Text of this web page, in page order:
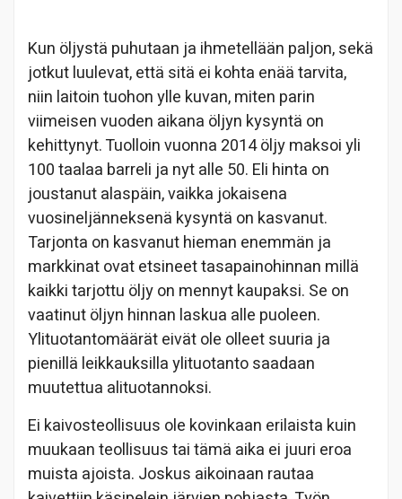
Kun öljystä puhutaan ja ihmetellään paljon, sekä
jotkut luulevat, että sitä ei kohta enää tarvita,
niin laitoin tuohon ylle kuvan, miten parin
viimeisen vuoden aikana öljyn kysyntä on
kehittynyt. Tuolloin vuonna 2014 öljy maksoi yli
100 taalaa barreli ja nyt alle 50. Eli hinta on
joustanut alaspäin, vaikka jokaisena
vuosineljänneksenä kysyntä on kasvanut.
Tarjonta on kasvanut hieman enemmän ja
markkinat ovat etsineet tasapainohinnan millä
kaikki tarjottu öljy on mennyt kaupaksi. Se on
vaatinut öljyn hinnan laskua alle puoleen.
Ylituotantomäärät eivät ole olleet suuria ja
pienillä leikkauksilla ylituotanto saadaan
muutettua alituotannoksi.
Ei kaivosteollisuus ole kovinkaan erilaista kuin
muukaan teollisuus tai tämä aika ei juuri eroa
muista ajoista. Joskus aikoinaan rautaa